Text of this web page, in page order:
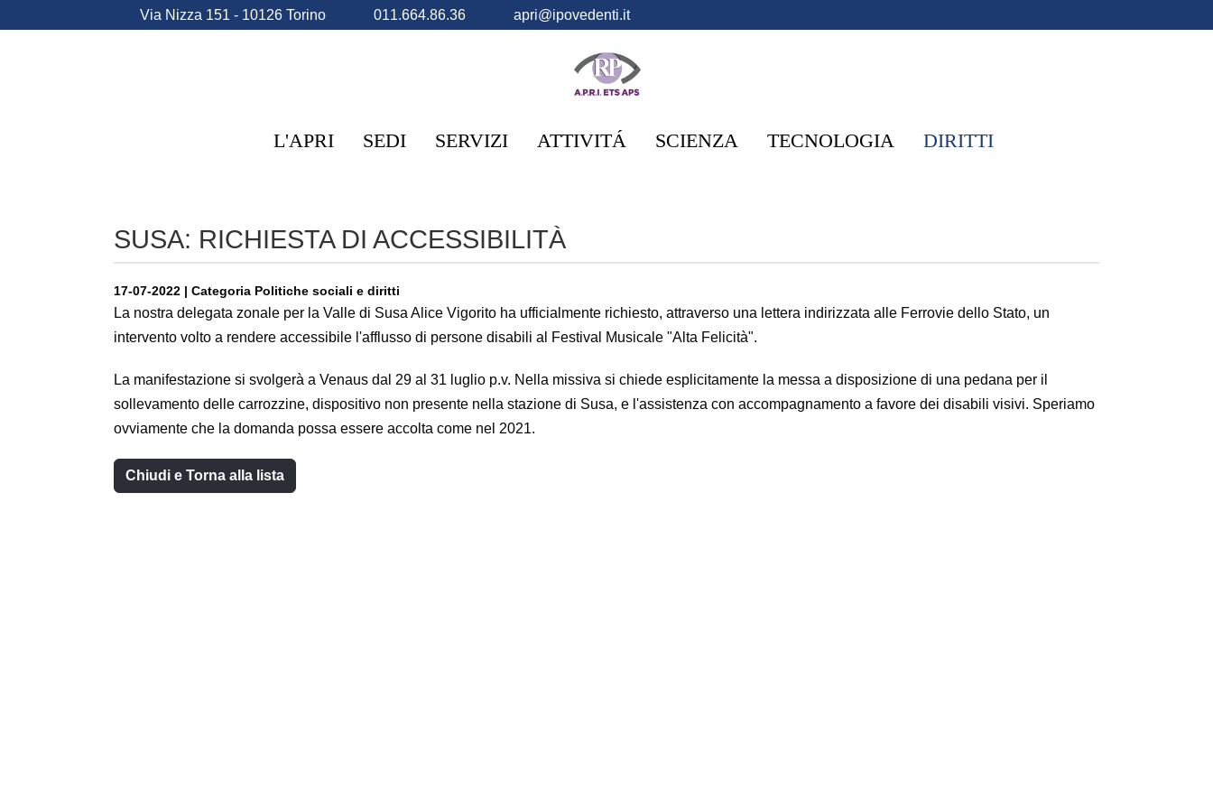
Via Nizza 151 - 10126 Torino 011.664.86.36 apri@ipovedenti.it
L'APRI SEDI SERVIZI ATTIVITÁ SCIENZA TECNOLOGIA DIRITTI
SUSA: RICHIESTA DI ACCESSIBILITÀ
17-07-2022 | Categoria Politiche sociali e diritti
La nostra delegata zonale per la Valle di Susa Alice Vigorito ha ufficialmente richiesto, attraverso una lettera indirizzata alle Ferrovie dello Stato, un
intervento volto a rendere accessibile l'afflusso di persone disabili al Festival Musicale "Alta Felicità".
La manifestazione si svolgerà a Venaus dal 29 al 31 luglio p.v. Nella missiva si chiede esplicitamente la messa a disposizione di una pedana per il
sollevamento delle carrozzine, dispositivo non presente nella stazione di Susa, e l'assistenza con accompagnamento a favore dei disabili visivi. Speriamo
ovviamente che la domanda possa essere accolta come nel 2021.
Chiudi e Torna alla lista